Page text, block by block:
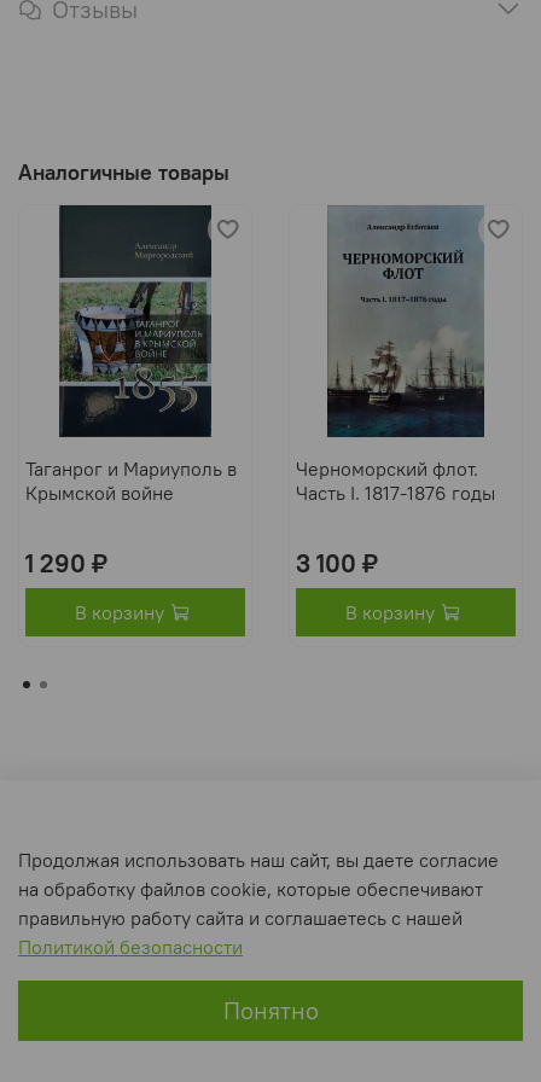
Отзывы
Аналогичные товары
Таганрог и Мариуполь в
Крымской войне
1 290 ₽
В корзину
Черноморский флот.
Часть I. 1817-1876 годы
3 100 ₽
В корзину
Пользовательское соглашение
Условия обмена и возврата
Интернет-магазин создан на inSales
Продолжая использовать наш сайт, вы даете согласие
на обработку файлов cookie, которые обеспечивают
правильную работу сайта и соглашаетесь с нашей
Политикой безопасности
Понятно